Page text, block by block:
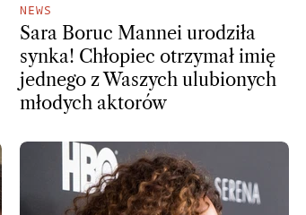
NEWS
Sara Boruc Mannei urodziła
synka! Chłopiec otrzymał imię
jednego z Waszych ulubionych
młodych aktorów